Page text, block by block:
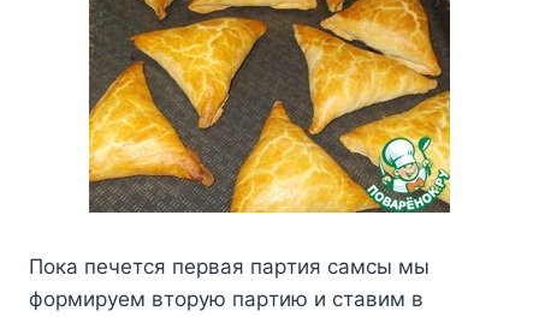
Пoкa пeчeтcя пepвaя пapтия caмcы мы
фopмиpyeм втopyю пapтию и cтaвим в